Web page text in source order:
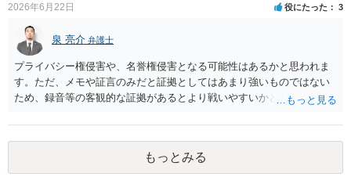
2026年6月22日 役にたった 3
泉 亮介 弁護士
プライバシー権侵害や、名誉権侵害となる可能性はあるかと思われま
す。ただ、メモや証言のみだと証拠としてはあまり強いものではない
ため、録音等の客観的な証拠があるとより戦いやすいかと思われま
もっとみる